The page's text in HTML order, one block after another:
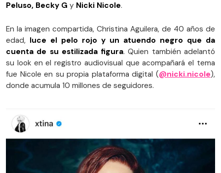
Peluso, Becky G y Nicki Nicole.
En la imagen compartida, Christina Aguilera, de 40 años de
edad, luce el pelo rojo y un atuendo negro que da
cuenta de su estilizada figura. Quien también adelantó
su look en el registro audiovisual que acompañará el tema
fue Nicole en su propia plataforma digital (@nicki.nicole),
donde acumula 10 millones de seguidores.